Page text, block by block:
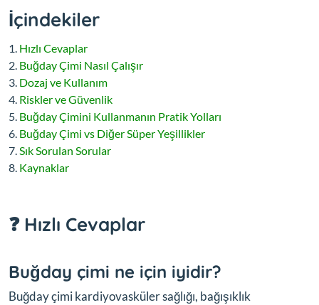
İçindekiler
Hızlı Cevaplar
Buğday Çimi Nasıl Çalışır
Dozaj ve Kullanım
Riskler ve Güvenlik
Buğday Çimini Kullanmanın Pratik Yolları
Buğday Çimi vs Diğer Süper Yeşillikler
Sık Sorulan Sorular
Kaynaklar
❓ Hızlı Cevaplar
Buğday çimi ne için iyidir?
Buğday çimi kardiyovasküler sağlığı, bağışıklık